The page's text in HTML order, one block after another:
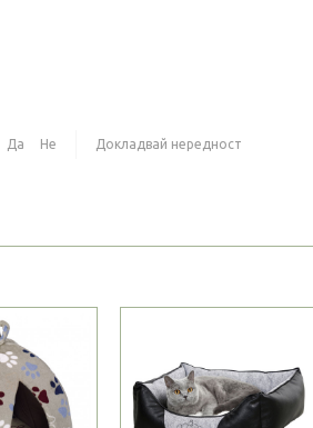
Да Не Докладвай нередност